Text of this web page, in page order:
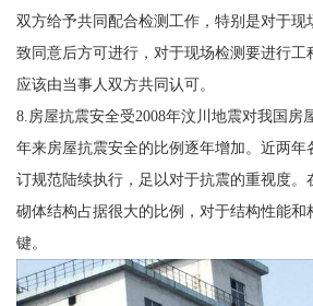
双方给予共同配合检测工作，特别是对于现
致同意后方可进行，对于现场检测要进行工
应该由当事人双方共同认可。
8.房屋抗震安全受2008年汶川地震对我国房
年来房屋抗震安全的比例逐年增加。近两年
订规范陆续执行，足以对于抗震的重视度。
砌体结构占据很大的比例，对于结构性能和
键。